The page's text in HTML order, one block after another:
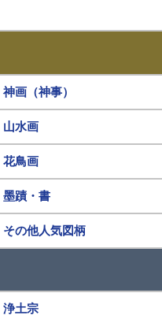
神画（神事）
山水画
花鳥画
墨蹟・書
その他人気図柄
浄土宗